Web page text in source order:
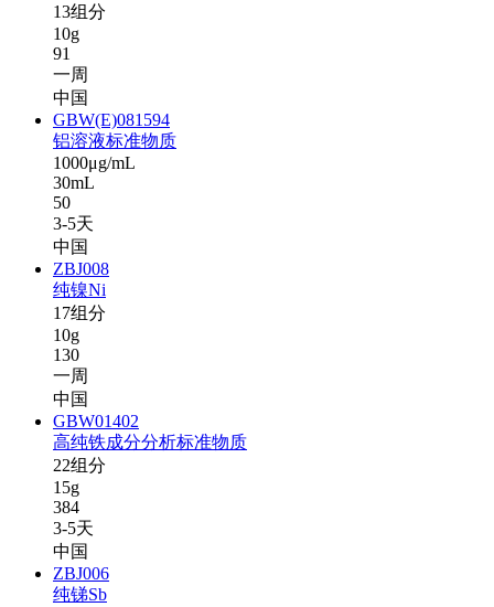
13组分
10g
91
一周
中国
GBW(E)081594
铝溶液标准物质
1000μg/mL
30mL
50
3-5天
中国
ZBJ008
纯镍Ni
17组分
10g
130
一周
中国
GBW01402
高纯铁成分分析标准物质
22组分
15g
384
3-5天
中国
ZBJ006
纯锑Sb